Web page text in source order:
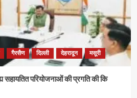
गैरसैण दिल्ली देहरादून मसूरी
सहायतित परियोजनाओं की प्रगति की कि